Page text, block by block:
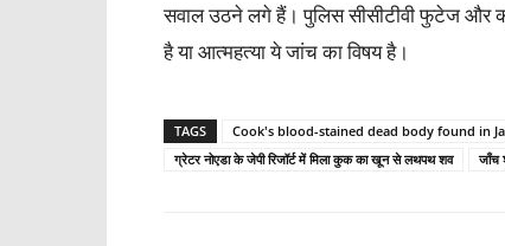
सवाल उठने लगे हैं। पुलिस सीसीटीवी फुटेज और
है या आत्महत्या ये जांच का विषय है।
TAGS Cook's blood-stained dead body found in
ग्रेटर नोएडा के जेपी रिजॉर्ट में मिला कुक का खून से लथपथ शव
जाँच